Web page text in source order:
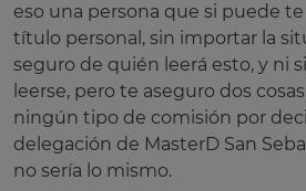
eso una persona que si puede
título personal, sin importar la
seguro de quién leerá esto, y ni
leerse, pero te aseguro dos
ningún tipo de comisión por
delegación de MasterD San
no sería lo mismo.